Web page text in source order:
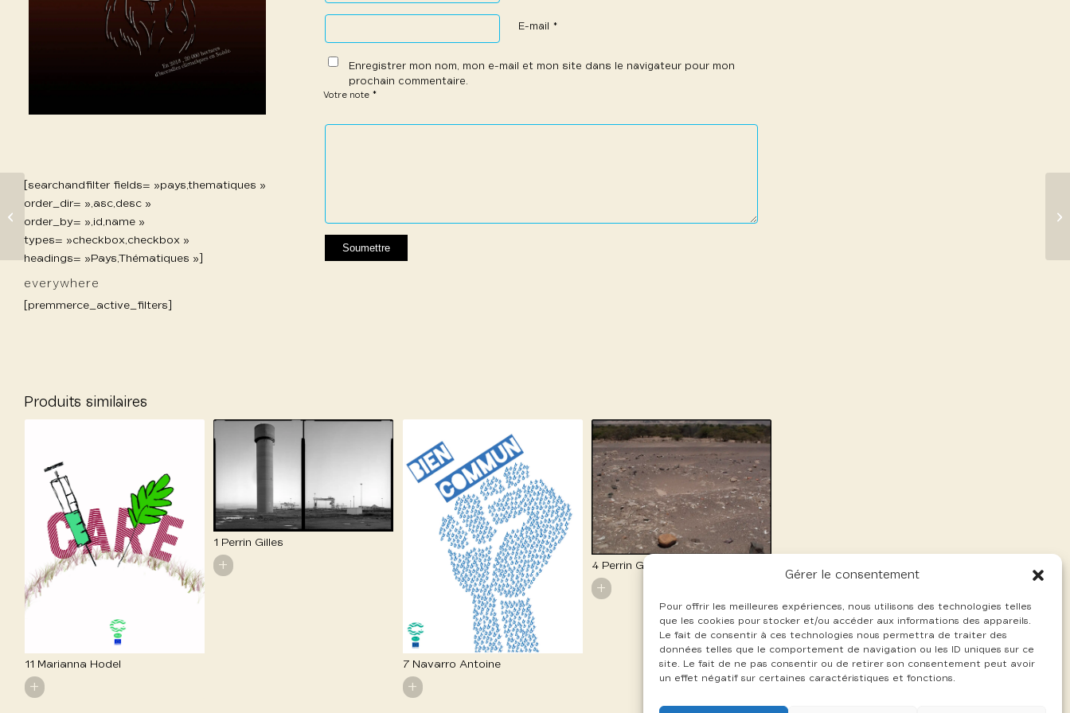
Gérer le consentement
Pour offrir les meilleures expériences, nous utilisons des technologies telles
que les cookies pour stocker et/ou accéder aux informations des appareils.
Le fait de consentir à ces technologies nous permettra de traiter des
données telles que le comportement de navigation ou les ID uniques sur ce
site. Le fait de ne pas consentir ou de retirer son consentement peut avoir
un effet négatif sur certaines caractéristiques et fonctions.
[searchandfilter fields= »pays,thematiques »
order_dir= »,asc,desc »
order_by= »,id,name »
types= »checkbox,checkbox »
headings= »Pays,Thématiques »]
everywhere
[premmerce_active_filters]
E-mail *
Enregistrer mon nom, mon e-mail et mon site dans le navigateur pour mon
prochain commentaire.
Votre note *
1 étoile
2 étoiles
3 étoiles
4 étoiles
5 étoiles
Produits similaires
11 Marianna Hodel
+
1 Perrin Gilles
+
7 Navarro Antoine
+
4 Perrin Gilles
+